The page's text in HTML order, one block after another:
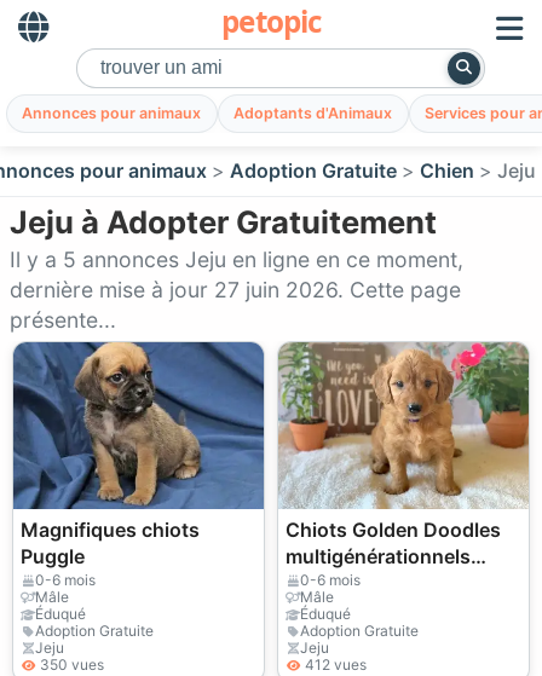
petopic
Annonces pour animaux Adoptants d'Animaux Services pour
pour animaux Adoption Gratuite Chien Jeju
Jeju à Adopter Gratuitement
Il y a 5 annonces Jeju en ligne en ce moment,
dernière mise à jour 27 juin 2026. Cette page
présente...
Magnifiques chiots
Puggle
0-6 mois
Mâle
Éduqué
Adoption Gratuite
Jeju
350 vues
Chiots Golden Doodles
multigénérationnels
disponibles
0-6 mois
Mâle
Éduqué
Adoption Gratuite
Jeju
412 vues